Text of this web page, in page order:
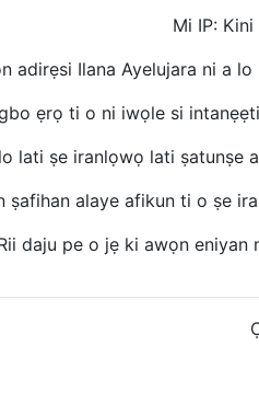
Mi IP:
adirẹsi Ilana Ayelujara ni a
ẹrọ ti o ni iwọle si
lati ṣe iranlọwọ lati
ṣafihan alaye afikun ti o ṣe
daju pe o jẹ ki awọn eniyan